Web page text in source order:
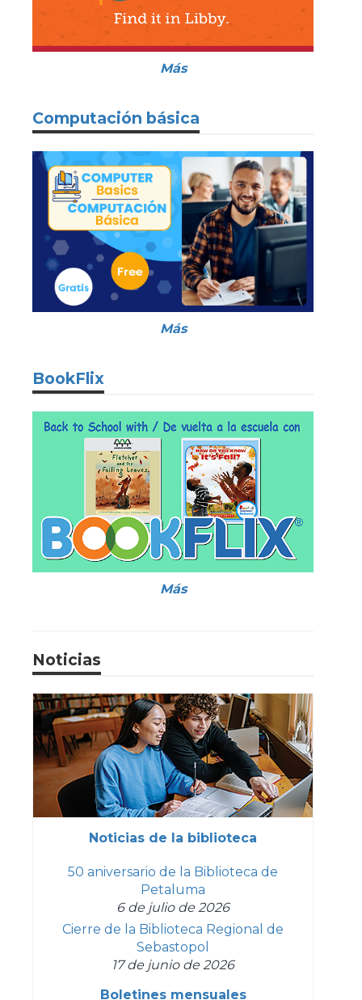
Más
Computación básica
Más
BookFlix
Más
Noticias
Noticias de la biblioteca
50 aniversario de la Biblioteca de
Petaluma
6 de julio de 2026
Cierre de la Biblioteca Regional de
Sebastopol
17 de junio de 2026
Boletines mensuales